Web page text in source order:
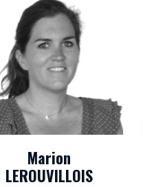
Marion
LEROUVILLOIS